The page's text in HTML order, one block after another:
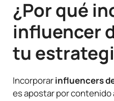
¿Por qué
influencer
tu
Incorporarinfluencers
es apostar por